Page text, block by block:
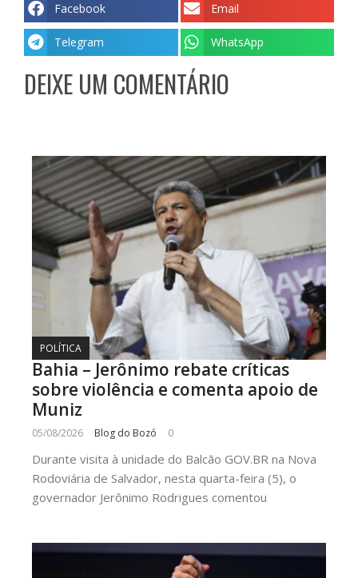
Facebook Email
Telegram WhatsApp
DEIXE UM COMENTÁRIO
POLÍTICA
Bahia – Jerônimo rebate críticas
sobre violência e comenta apoio de
Muniz
05/08/2026 Blog do Bozó 0
Durante visita à unidade do Balcão GOV.BR na Nova
Rodoviária de Salvador, nesta quarta-feira (5), o
governador Jerônimo Rodrigues comentou